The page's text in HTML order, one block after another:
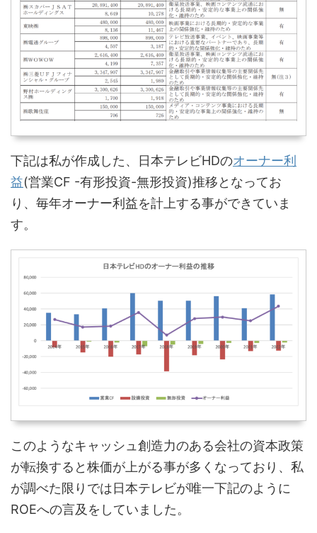
下記は私が作成した、日本テレビHDのオーナー利
益(営業CF -有形投資-無形投資)推移となってお
り、毎年オーナー利益を計上する事ができていま
す。
このようなキャッシュ創造力のある会社の資本政策
が転換すると株価が上がる事が多くなっており、私
が調べた限りでは日本テレビが唯一下記のように
ROEへの言及をしていました。